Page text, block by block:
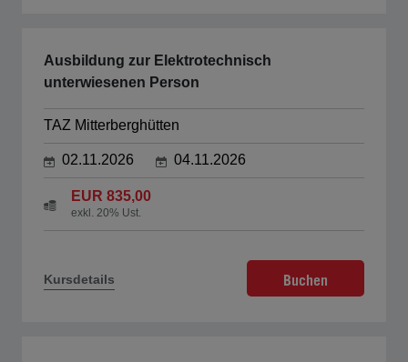
Ausbildung zur Elektrotechnisch
unterwiesenen Person
TAZ Mitterberghütten
02.11.2026 04.11.2026
EUR 835,00
exkl. 20% Ust.
Buchen
Kursdetails